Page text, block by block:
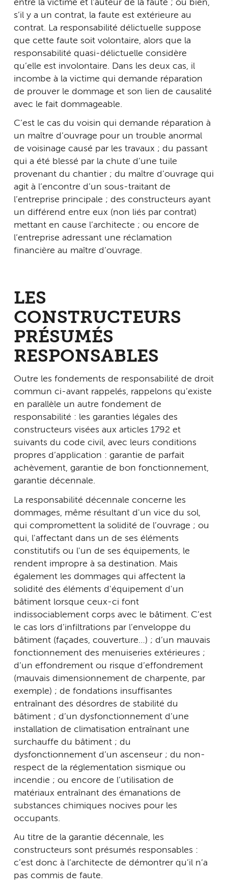
entre la victime et l’auteur de la faute ; ou bien,
s’il y a un contrat, la faute est extérieure au
contrat. La responsabilité délictuelle suppose
que cette faute soit volontaire, alors que la
responsabilité quasi-délictuelle considère
qu’elle est involontaire. Dans les deux cas, il
incombe à la victime qui demande réparation
de prouver le dommage et son lien de causalité
avec le fait dommageable.
C’est le cas du voisin qui demande réparation à
un maître d’ouvrage pour un trouble anormal
de voisinage causé par les travaux ; du passant
qui a été blessé par la chute d’une tuile
provenant du chantier ; du maître d’ouvrage qui
agit à l’encontre d’un sous-traitant de
l’entreprise principale ; des constructeurs ayant
un différend entre eux (non liés par contrat)
mettant en cause l’architecte ; ou encore de
l’entreprise adressant une réclamation
financière au maître d’ouvrage.
LES
CONSTRUCTEURS
PRÉSUMÉS
RESPONSABLES
Outre les fondements de responsabilité de droit
commun ci-avant rappelés, rappelons qu’existe
en parallèle un autre fondement de
responsabilité : les garanties légales des
constructeurs visées aux articles 1792 et
suivants du code civil, avec leurs conditions
propres d’application : garantie de parfait
achèvement, garantie de bon fonctionnement,
garantie décennale.
La responsabilité décennale concerne les
dommages, même résultant d'un vice du sol,
qui compromettent la solidité de l’ouvrage ; ou
qui, l'affectant dans un de ses éléments
constitutifs ou l'un de ses équipements, le
rendent impropre à sa destination. Mais
également les dommages qui affectent la
solidité des éléments d'équipement d'un
bâtiment lorsque ceux-ci font
indissociablement corps avec le bâtiment. C’est
le cas lors d’infiltrations par l’enveloppe du
bâtiment (façades, couverture…) ; d’un mauvais
fonctionnement des menuiseries extérieures ;
d’un effondrement ou risque d’effondrement
(mauvais dimensionnement de charpente, par
exemple) ; de fondations insuffisantes
entraînant des désordres de stabilité du
bâtiment ; d’un dysfonctionnement d’une
installation de climatisation entraînant une
surchauffe du bâtiment ; du
dysfonctionnement d’un ascenseur ; du non-
respect de la réglementation sismique ou
incendie ; ou encore de l’utilisation de
matériaux entraînant des émanations de
substances chimiques nocives pour les
occupants.
Au titre de la garantie décennale, les
constructeurs sont présumés responsables :
c’est donc à l’architecte de démontrer qu’il n’a
pas commis de faute.